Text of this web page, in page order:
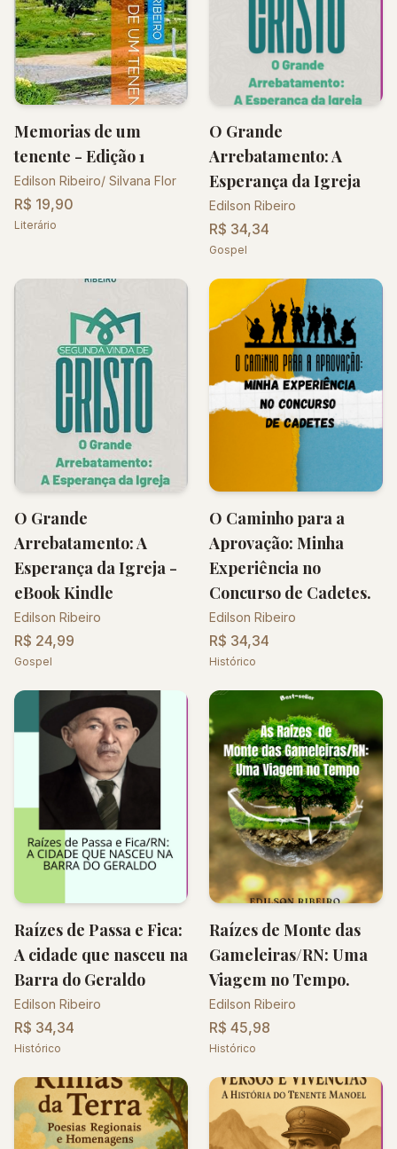
Memorias de um
tenente - Edição 1
Edilson Ribeiro/ Silvana Flor
R$ 19,90
Literário
O Grande
Arrebatamento: A
Esperança da Igreja
Edilson Ribeiro
R$ 34,34
Gospel
O Grande
Arrebatamento: A
Esperança da Igreja -
eBook Kindle
Edilson Ribeiro
R$ 24,99
Gospel
O Caminho para a
Aprovação: Minha
Experiência no
Concurso de Cadetes.
Edilson Ribeiro
R$ 34,34
Histórico
Raízes de Passa e Fica:
A cidade que nasceu na
Barra do Geraldo
Edilson Ribeiro
R$ 34,34
Histórico
Raízes de Monte das
Gameleiras/RN: Uma
Viagem no Tempo.
Edilson Ribeiro
R$ 45,98
Histórico